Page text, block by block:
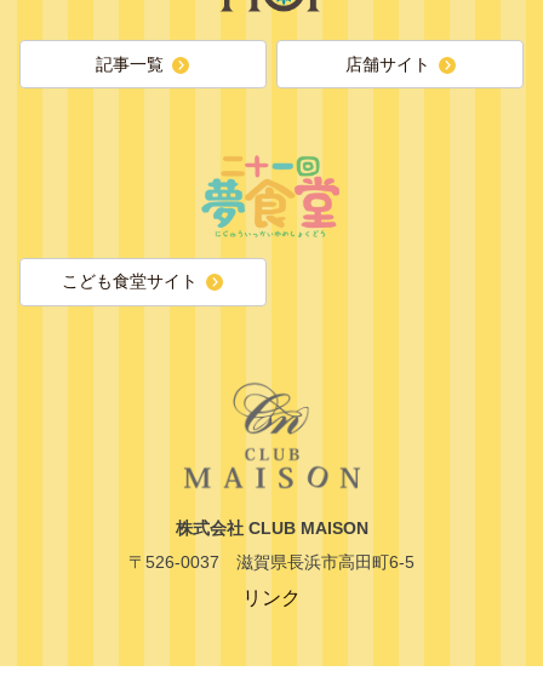
記事一覧 店舗サイト
こども食堂サイト
株式会社 CLUB MAISON
〒526-0037 滋賀県長浜市高田町6-5
リンク